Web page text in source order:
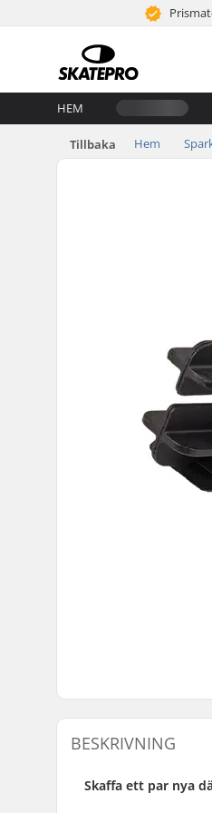
HEM
Tillbaka Hem
BESKRIVNING
Skaffa ett par nya